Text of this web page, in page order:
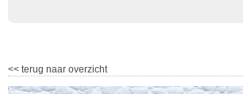
<< terug naar overzicht